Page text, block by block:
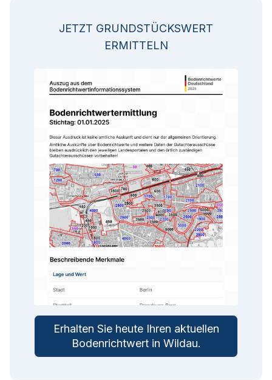
JETZT GRUNDSTÜCKSWERT
ERMITTELN
Erhalten Sie heute Ihren aktuellen
Bodenrichtwert in Wildau.